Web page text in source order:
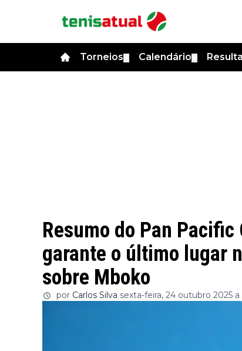
Torneios Calendário
Resumo do Pan
garante o último lugar
sobre Mboko
por Carlos Silva sexta-feira, 24 outubro 2025 a